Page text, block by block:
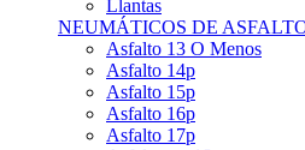
Asfalto 13 O Menos
Asfalto 14p
Asfalto 15p
Asfalto 16p
Asfalto 17p
Asfalto >= 18p